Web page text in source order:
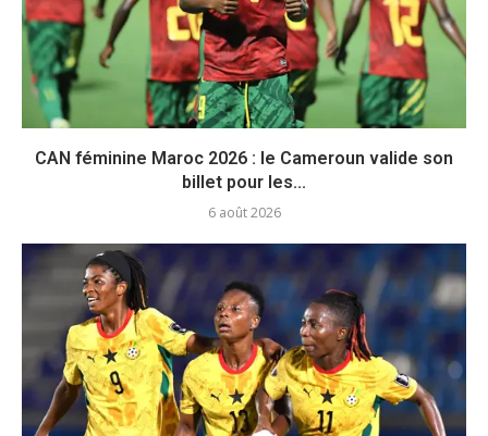
CAN féminine Maroc 2026 : le Cameroun valide son
billet pour les...
6 août 2026